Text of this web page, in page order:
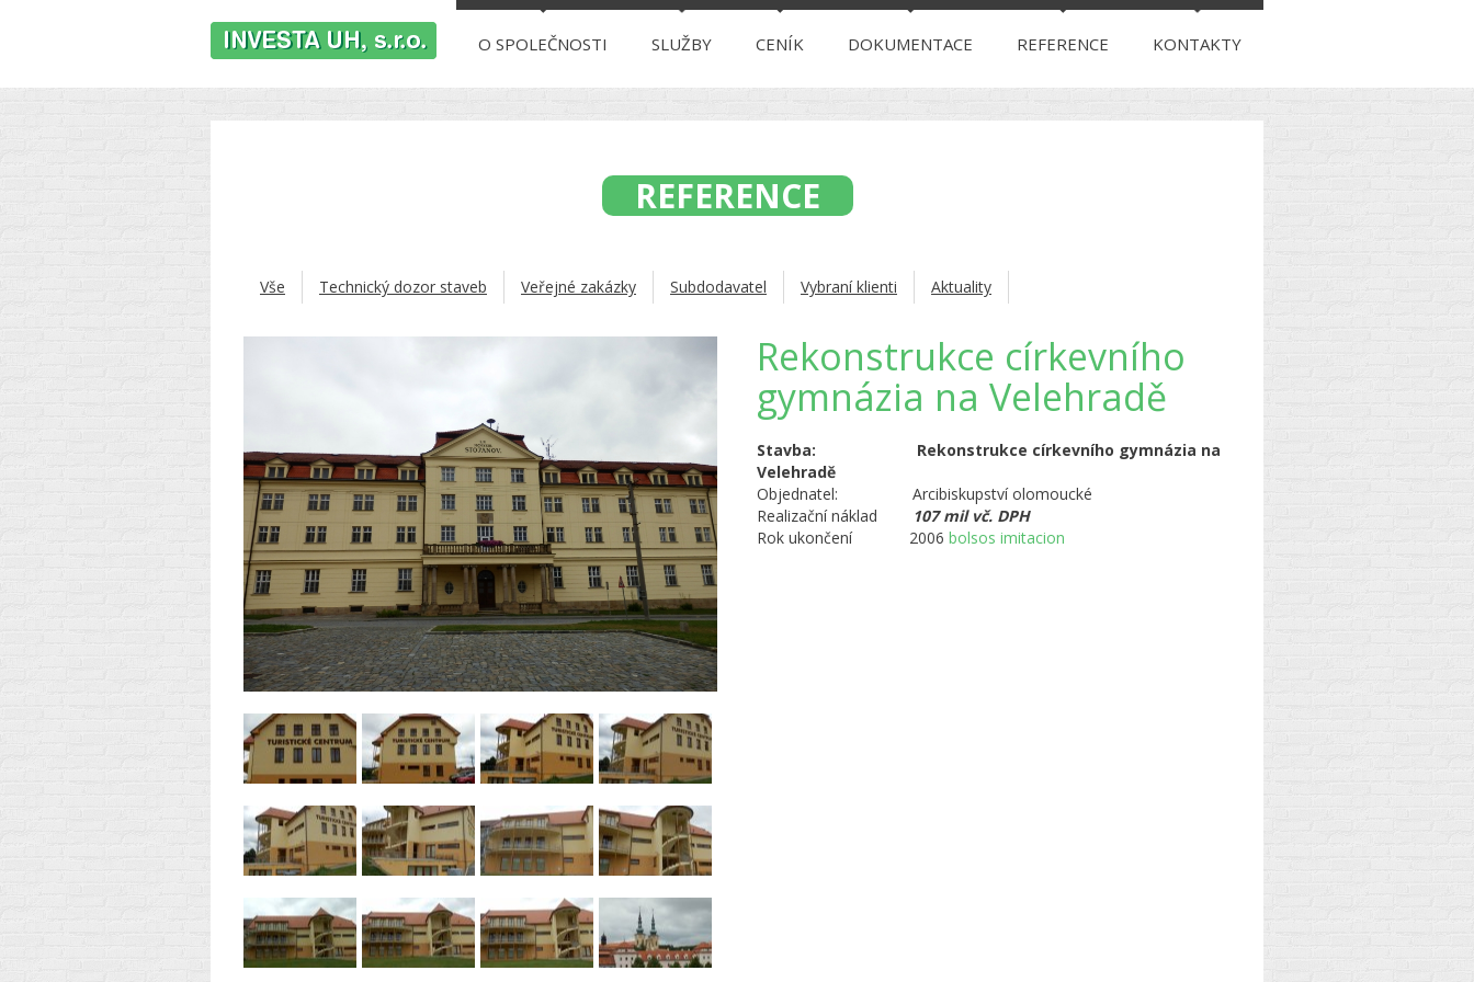
O SPOLEČNOSTI SLUŽBY CENÍK DOKUMENTACE REFERENCE KONTAKTY
REFERENCE
Vše Technický dozor staveb Veřejné zakázky Subdodavatel Vybraní klienti Aktuality
Rekonstrukce církevního
gymnázia na Velehradě
Stavba: Rekonstrukce církevního gymnázia na
Velehradě
Objednatel: Arcibiskupství olomoucké
Realizační náklad
107 milvč. DPH
Rok ukončení 2006 bolsos imitacion